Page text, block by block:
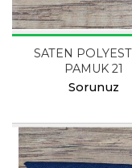
SATEN
PAMUK 21
Sorunuz